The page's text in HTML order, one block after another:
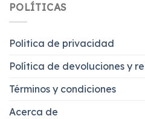
POLÍTICAS
Politica de privacidad
Política de devoluciones y
Términos y condiciones
Acerca de